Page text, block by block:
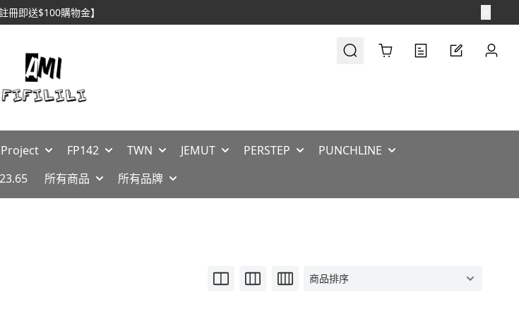
註冊即送$100購物金】
Cart
FP142 TWN JEMUT PERSTEP
PUNCHLINE
23.65 所有商品 所有品牌